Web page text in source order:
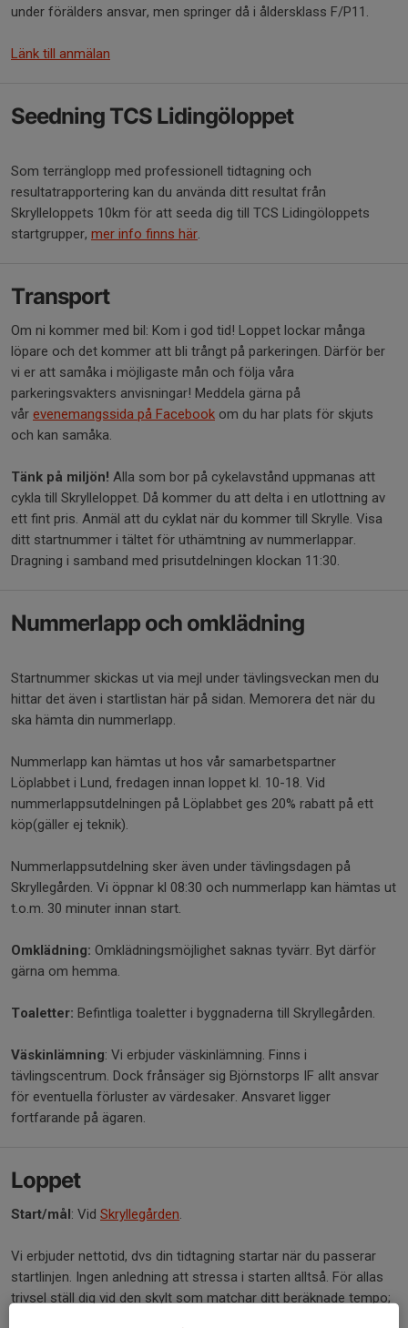
under förälders ansvar, men springer då i åldersklass F/P11.
Länk till anmälan
Seedning TCS Lidingöloppet
Som terränglopp med professionell tidtagning och
resultatrapportering kan du använda ditt resultat från
Skrylleloppets 10km för att seeda dig till TCS Lidingöloppets
startgrupper, mer info finns här.
Transport
Om ni kommer med bil: Kom i god tid! Loppet lockar många
löpare och det kommer att bli trångt på parkeringen. Därför ber
vi er att samåka i möjligaste mån och följa våra
parkeringsvakters anvisningar! Meddela gärna på
vår evenemangssida på Facebook om du har plats för skjuts
och kan samåka.
Tänk på miljön! Alla som bor på cykelavstånd uppmanas att
cykla till Skrylleloppet. Då kommer du att delta i en utlottning av
ett fint pris. Anmäl att du cyklat när du kommer till Skrylle. Visa
ditt startnummer i tältet för uthämtning av nummerlappar.
Dragning i samband med prisutdelningen klockan 11:30.
Nummerlapp och omklädning
Startnummer skickas ut via mejl under tävlingsveckan men du
hittar det även i startlistan här på sidan. Memorera det när du
ska hämta din nummerlapp.
Nummerlapp kan hämtas ut hos vår samarbetspartner
Löplabbet i Lund, fredagen innan loppet kl. 10-18. Vid
nummerlappsutdelningen på Löplabbet ges 20% rabatt på ett
köp(gäller ej teknik).
Nummerlappsutdelning sker även under tävlingsdagen på
Skryllegården. Vi öppnar kl 08:30 och nummerlapp kan hämtas ut
t.o.m. 30 minuter innan start.
Omklädning: Omklädningsmöjlighet saknas tyvärr. Byt därför
gärna om hemma.
Toaletter: Befintliga toaletter i byggnaderna till Skryllegården.
Väskinlämning: Vi erbjuder väskinlämning. Finns i
tävlingscentrum. Dock frånsäger sig Björnstorps IF allt ansvar
för eventuella förluster av värdesaker. Ansvaret ligger
fortfarande på ägaren.
Loppet
Start/mål: Vid Skryllegården.
Vi erbjuder nettotid, dvs din tidtagning startar när du passerar
startlinjen. Ingen anledning att stressa i starten alltså. För allas
trivsel ställ dig vid den skylt som matchar ditt beräknade tempo;